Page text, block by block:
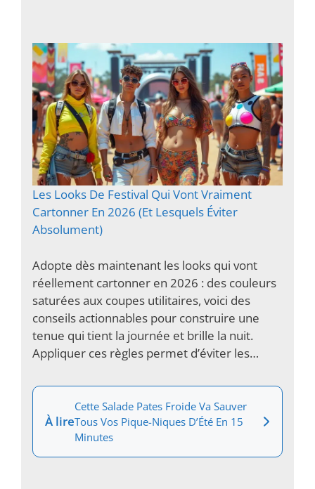
Les Looks De Festival Qui Vont Vraiment
Cartonner En 2026 (Et Lesquels Éviter
Absolument)
Adopte dès maintenant les looks qui vont
réellement cartonner en 2026 : des couleurs
saturées aux coupes utilitaires, voici des
conseils actionnables pour construire une
tenue qui tient la journée et brille la nuit.
Appliquer ces règles permet d’éviter les…
À lire
Cette Salade Pates Froide Va Sauver
Tous Vos Pique-Niques D’Été En 15
Minutes